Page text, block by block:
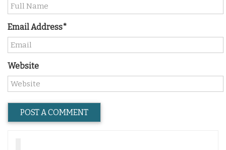
Email Address*
Website